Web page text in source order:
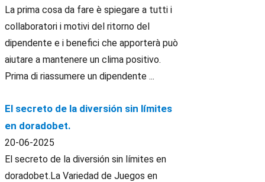
La prima cosa da fare è spiegare a tutti i
collaboratori i motivi del ritorno del
dipendente e i benefici che apporterà può
aiutare a mantenere un clima positivo.
Prima di riassumere un dipendente ...
El secreto de la diversión sin límites
en doradobet.
20-06-2025
El secreto de la diversión sin límites en
doradobet.La Variedad de Juegos en